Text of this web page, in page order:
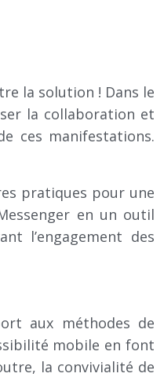
la solution ! Dans le
la collaboration et
ces manifestations.
pratiques pour une
en un outil
l’engagement des
aux méthodes de
mobile en font
la convivialité de